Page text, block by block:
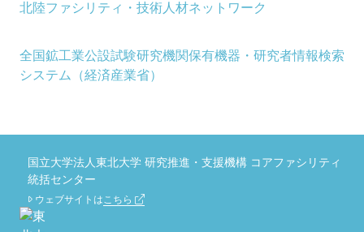
北陸ファシリティ・技術人材ネットワーク
全国鉱工業公設試験研究機関保有機器・研究者情報検索
システム（経済産業省）
国立大学法人東北大学 研究推進・支援機構 コアファシリティ
統括センター
ウェブサイトはこちら